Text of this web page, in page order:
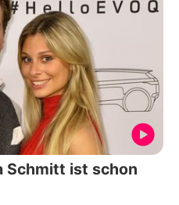
Schmitt ist schon